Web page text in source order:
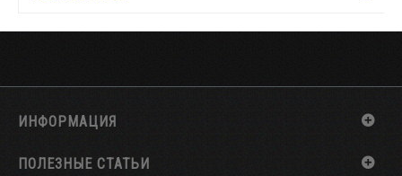
ИНФОРМАЦИЯ
ПОЛЕЗНЫЕ СТАТЬИ